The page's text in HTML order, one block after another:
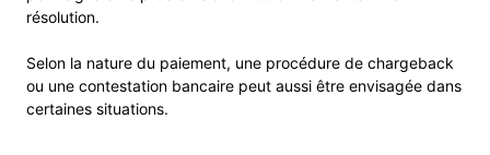
résolution.
Selon la nature du paiement, une procédure de chargeback
ou une contestation bancaire peut aussi être envisagée dans
certaines situations.